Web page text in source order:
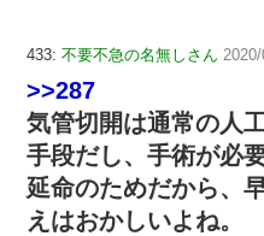
433: 不要不急の名無しさん
>>287
気管切開は通常の人
手段だし、手術が必
延命のためだから、
えはおかしいよね。